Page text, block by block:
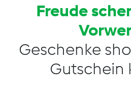
Freude
Geschenke
Gutschein